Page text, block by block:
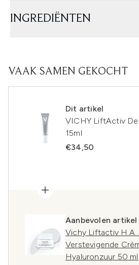
INGREDIËNTEN
VAAK SAMEN GEKOCHT
Dit artikel
VICHY LiftActiv
15ml
€34,50
Aanbevolen artikel
Vichy Liftactiv H.A.
Verstevigende
Hyaluronzuur 50 ml